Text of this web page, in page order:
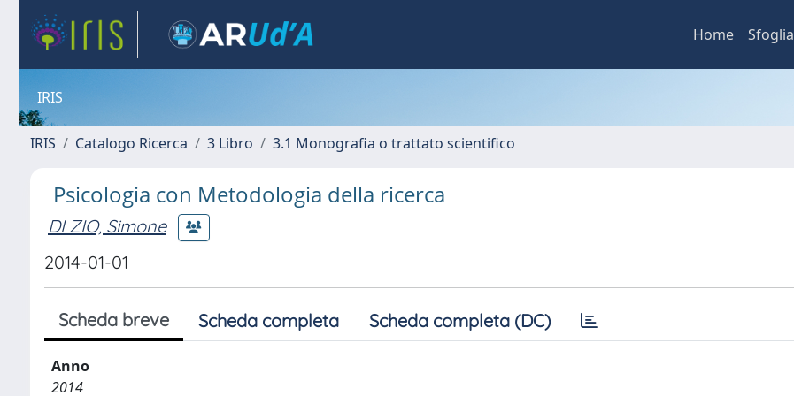
Home Sfoglia
IRIS
IRIS Catalogo Ricerca 3 Libro 3.1 Monografia o trattato scientifico
Psicologia con Metodologia della ricerca
DI ZIO, Simone
2014-01-01
Scheda breve Scheda completa Scheda completa (DC)
Anno
2014